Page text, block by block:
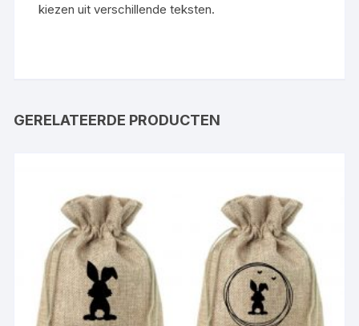
kiezen uit verschillende teksten.
GERELATEERDE PRODUCTEN